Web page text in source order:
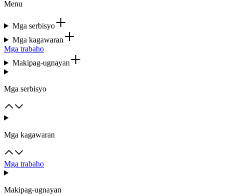
Menu
Mga serbisyo
Mga kagawaran
Mga trabaho
Makipag-ugnayan
Mga serbisyo
Mga kagawaran
Mga trabaho
Makipag-ugnayan